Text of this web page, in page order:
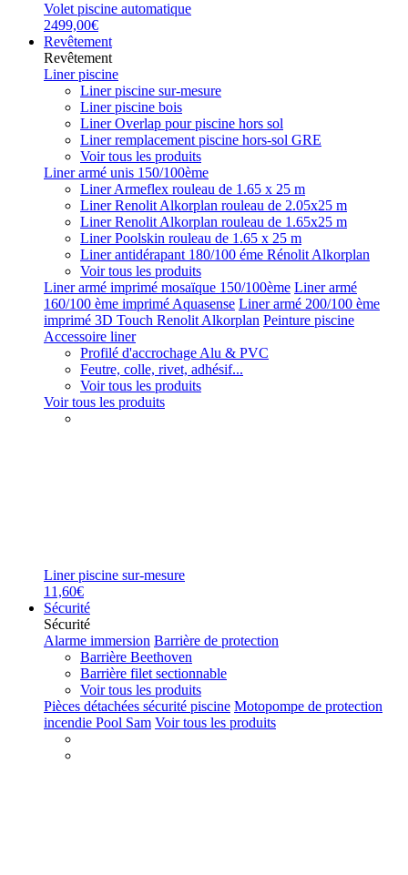
Volet piscine automatique
2499,00€
Revêtement
Revêtement
Liner piscine
Liner piscine sur-mesure
Liner piscine bois
Liner Overlap pour piscine hors sol
Liner remplacement piscine hors-sol GRE
Voir tous les produits
Liner armé unis 150/100ème
Liner Armeflex rouleau de 1.65 x 25 m
Liner Renolit Alkorplan rouleau de 2.05x25 m
Liner Renolit Alkorplan rouleau de 1.65x25 m
Liner Poolskin rouleau de 1.65 x 25 m
Liner antidérapant 180/100 éme Rénolit Alkorplan
Voir tous les produits
Liner armé imprimé mosaïque 150/100ème Liner armé
160/100 ème imprimé Aquasense Liner armé 200/100 ème
imprimé 3D Touch Renolit Alkorplan Peinture piscine
Accessoire liner
Profilé d'accrochage Alu & PVC
Feutre, colle, rivet, adhésif...
Voir tous les produits
Voir tous les produits
Liner piscine sur-mesure
11,60€
Sécurité
Sécurité
Alarme immersion Barrière de protection
Barrière Beethoven
Barrière filet sectionnable
Voir tous les produits
Pièces détachées sécurité piscine Motopompe de protection
incendie Pool Sam Voir tous les produits